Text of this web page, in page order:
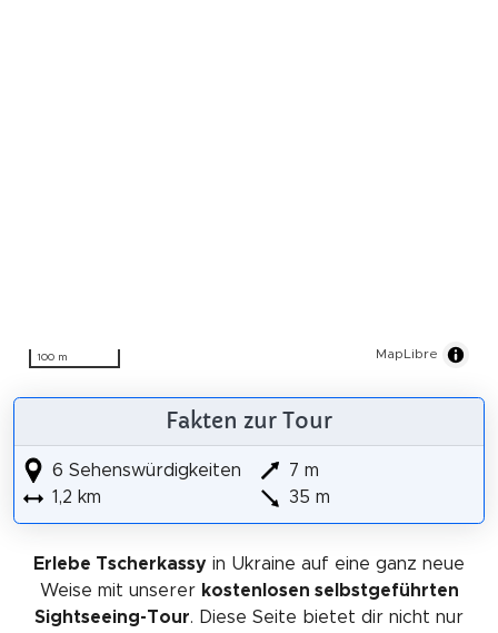
100 m MapLibre
Fakten zur Tour
6 Sehenswürdigkeiten
1,2 km
7 m
35 m
Erlebe Tscherkassy in Ukraine auf eine ganz neue
Weise mit unserer kostenlosen selbstgeführten
Sightseeing-Tour. Diese Seite bietet dir nicht nur